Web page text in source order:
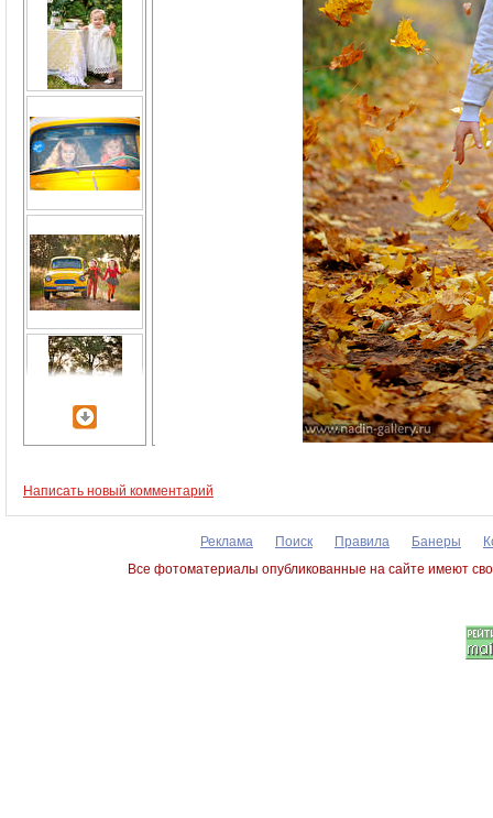
Написать новый комментарий
Реклама Поиск Правила Банеры
Все фотоматериалы опубликованные на сайте имеют